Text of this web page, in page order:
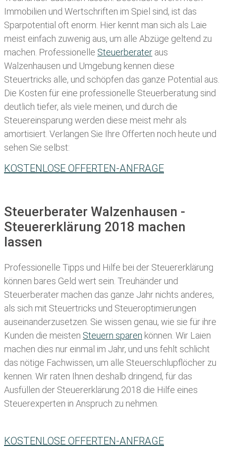
Immobilien und Wertschriften im Spiel sind, ist das
Sparpotential oft enorm. Hier kennt man sich als Laie
meist einfach zuwenig aus, um alle Abzüge geltend zu
machen. Professionelle Steuerberater aus
Walzenhausen und Umgebung kennen diese
Steuertricks alle, und schöpfen das ganze Potential aus.
Die Kosten für eine professionelle Steuerberatung sind
deutlich tiefer, als viele meinen, und durch die
Steuereinsparung werden diese meist mehr als
amortisiert. Verlangen Sie Ihre Offerten noch heute und
sehen Sie selbst:
KOSTENLOSE OFFERTEN-ANFRAGE
Steuerberater Walzenhausen -
Steuererklärung 2018 machen
lassen
Professionelle Tipps und Hilfe bei der Steuererklärung
können bares Geld wert sein. Treuhänder und
Steuerberater machen das ganze Jahr nichts anderes,
als sich mit Steuertricks und Steueroptimierungen
auseinanderzusetzen. Sie wissen genau, wie sie für ihre
Kunden die meisten Steuern sparen können. Wir Laien
machen dies nur einmal im Jahr, und uns fehlt schlicht
das nötige Fachwissen, um alle Steuerschlupflöcher zu
kennen. Wir raten Ihnen deshalb dringend, für das
Ausfüllen der Steuererklärung 2018 die Hilfe eines
Steuerexperten in Anspruch zu nehmen.
KOSTENLOSE OFFERTEN-ANFRAGE